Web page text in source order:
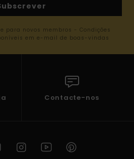
para novos membros - Condições
em e-mail de boas-vindas
Contacte-nos